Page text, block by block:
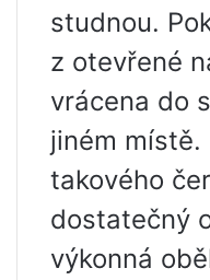
studnou.
z otevřené
vrácena do
jiném místě.
takového
dostatečný
výkonná